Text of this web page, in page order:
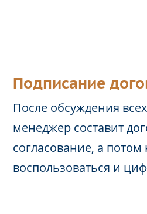
Подписание
После обсуждения
менеджер составит
согласование, а
воспользоваться и